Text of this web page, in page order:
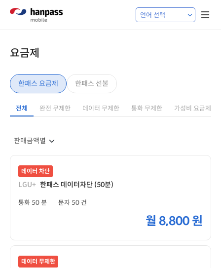
요금제
한패스 요금제 한패스 선불
전체 완전 무제한 데이터 무제한 통화 무제한 가성비 요금제
데이터 차단
LGU+ 한패스 데이터차단 (50분)
통화 50 분 문자 50 건
월 8,800 원
데이터 무제한